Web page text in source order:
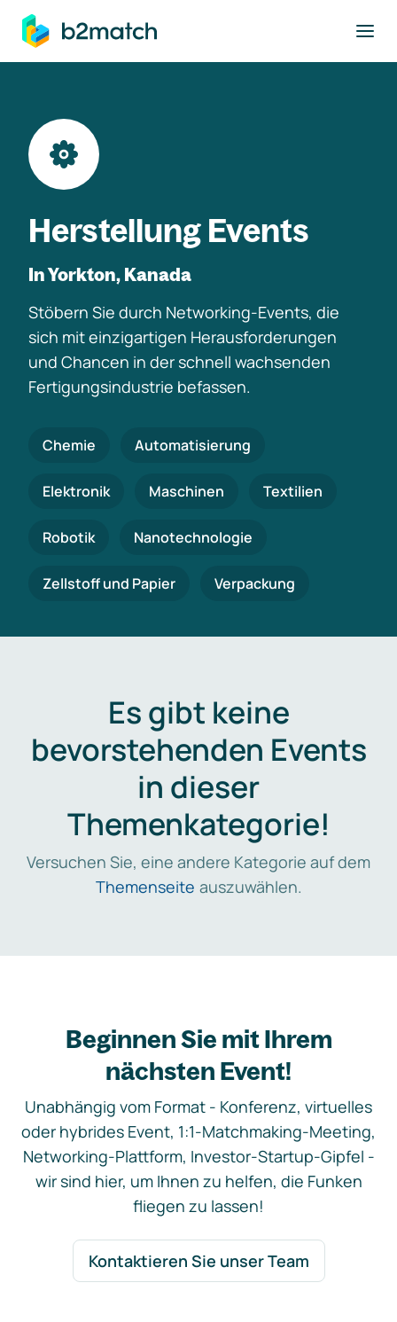
springen
Herstellung Events
In Yorkton, Kanada
Stöbern Sie durch Networking-Events, die
sich mit einzigartigen Herausforderungen
und Chancen in der schnell wachsenden
Fertigungsindustrie befassen.
Chemie Automatisierung
Elektronik Maschinen Textilien
Robotik Nanotechnologie
Zellstoff und Papier Verpackung
Es gibt keine
bevorstehenden Events
in dieser
Themenkategorie!
Versuchen Sie, eine andere Kategorie auf dem
Themenseite auszuwählen.
Beginnen Sie mit Ihrem
nächsten Event!
Unabhängig vom Format - Konferenz, virtuelles
oder hybrides Event, 1:1-Matchmaking-Meeting,
Networking-Plattform, Investor-Startup-Gipfel -
wir sind hier, um Ihnen zu helfen, die Funken
fliegen zu lassen!
Kontaktieren Sie unser Team